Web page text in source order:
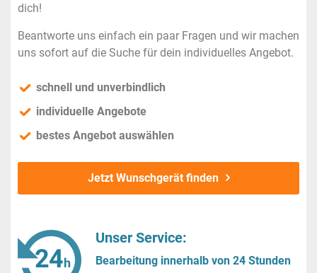
dich!
Beantworte uns einfach ein paar Fragen und wir machen
uns sofort auf die Suche für dein individuelles Angebot.
schnell und unverbindlich
individuelle Angebote
bestes Angebot auswählen
Jetzt Wunschgerät finden
Unser Service:
Bearbeitung innerhalb von 24 Stunden